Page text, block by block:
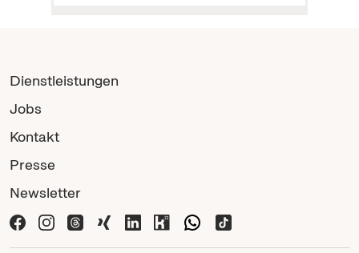
Dienstleistungen
Jobs
Kontakt
Presse
Newsletter